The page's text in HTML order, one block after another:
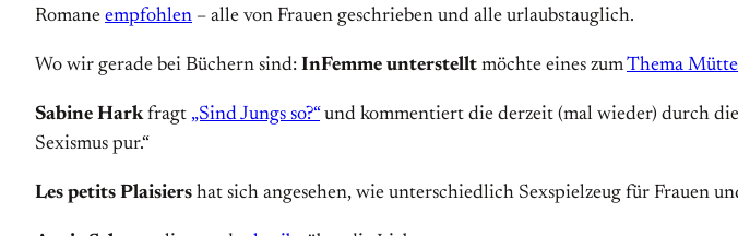
Romane empfohlen – alle von Frauen geschrieben und alle urlaubstauglich.
Wo wir gerade bei Büchern sind: InFemme unterstellt möchte eines zumThema
Sabine Harkfragt „Sind Jungs so?“ und kommentiert die derzeit (mal wieder) durch
Sexismus pur.“
Les petits Plaisiers hat sich angesehen, wie unterschiedlich Sexspielzeug für Frauen